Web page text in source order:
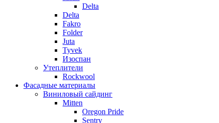
Delta
Delta
Fakro
Folder
Juta
Tyvek
Изоспан
Утеплители
Rockwool
Фасадные материалы
Виниловый сайдинг
Mitten
Oregon Pride
Sentry